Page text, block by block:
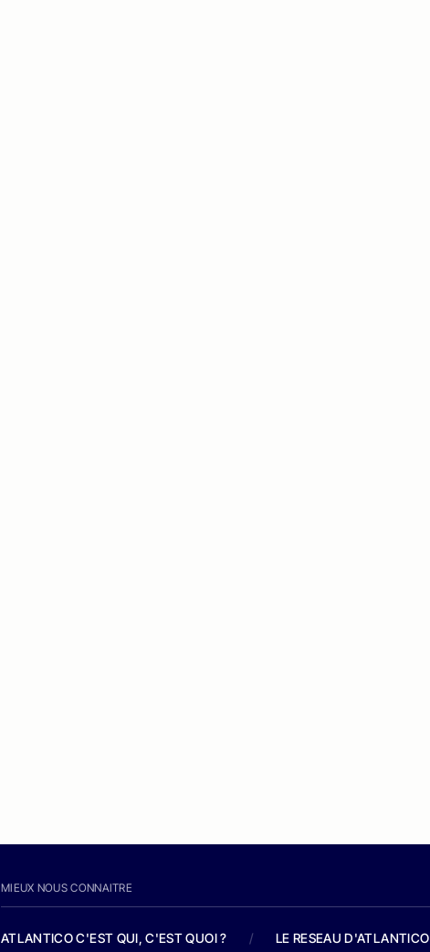
MIEUX NOUS CONNAITRE
ATLANTICO C'EST QUI, C'EST QUOI ? / LE RESEAU D'ATLANTICO